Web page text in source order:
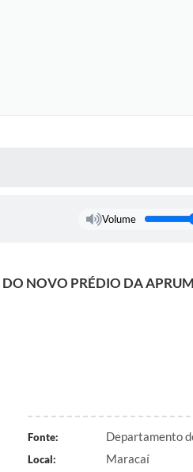
Volume
NOVO PRÉDIO DA
Fonte: Departamento
Local: Maracaí